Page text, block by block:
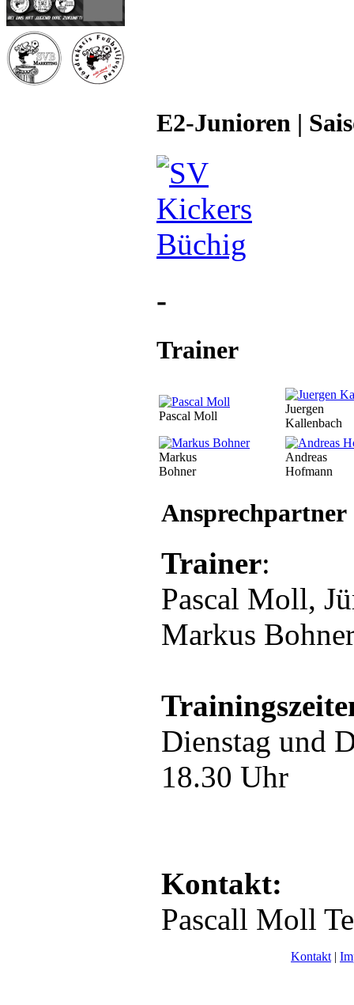
E2-Junioren |
-
Trainer
Pascal Moll
Juergen
Kallenbach
Markus
Bohner
Andreas
Hofmann
Ansprechpartner
Trainer:
Pascal Moll,
Markus
Dienstag und
18.30 Uhr
Kontakt:
Pascall Moll
Kontakt |